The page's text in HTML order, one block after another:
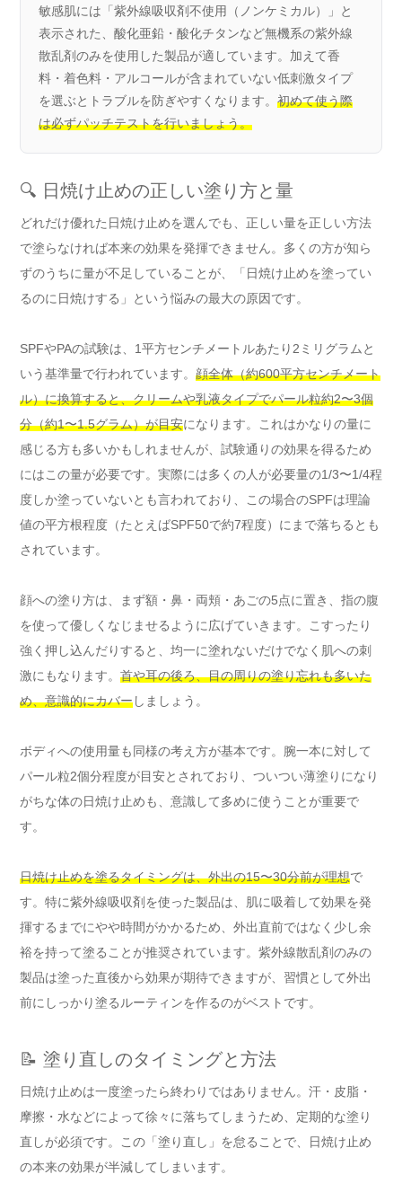
敏感肌には「紫外線吸収剤不使用（ノンケミカル）」と
表示された、酸化亜鉛・酸化チタンなど無機系の紫外線
散乱剤のみを使用した製品が適しています。加えて香
料・着色料・アルコールが含まれていない低刺激タイプ
を選ぶとトラブルを防ぎやすくなります。 初めて使う際
は必ずパッチテストを行いましょう。
🔍 日焼け止めの正しい塗り方と量
どれだけ優れた日焼け止めを選んでも、正しい量を正しい方法
で塗らなければ本来の効果を発揮できません。多くの方が知ら
ずのうちに量が不足していることが、「日焼け止めを塗ってい
るのに日焼けする」という悩みの最大の原因です。
SPFやPAの試験は、1平方センチメートルあたり2ミリグラムと
いう基準量で行われています。 顔全体（約600平方センチメート
ル）に換算すると、クリームや乳液タイプでパール粒約2〜3個
分（約1〜1.5グラム）が目安になります。これはかなりの量に
感じる方も多いかもしれませんが、試験通りの効果を得るため
にはこの量が必要です。実際には多くの人が必要量の1/3〜1/4程
度しか塗っていないとも言われており、この場合のSPFは理論
値の平方根程度（たとえばSPF50で約7程度）にまで落ちるとも
されています。
顔への塗り方は、まず額・鼻・両頬・あごの5点に置き、指の腹
を使って優しくなじませるように広げていきます。こすったり
強く押し込んだりすると、均一に塗れないだけでなく肌への刺
激にもなります。 首や耳の後ろ、目の周りの塗り忘れも多いた
め、意識的にカバーしましょう。
ボディへの使用量も同様の考え方が基本です。腕一本に対して
パール粒2個分程度が目安とされており、ついつい薄塗りになり
がちな体の日焼け止めも、意識して多めに使うことが重要で
す。
日焼け止めを塗るタイミングは、外出の15〜30分前が理想で
す。特に紫外線吸収剤を使った製品は、肌に吸着して効果を発
揮するまでにやや時間がかかるため、外出直前ではなく少し余
裕を持って塗ることが推奨されています。紫外線散乱剤のみの
製品は塗った直後から効果が期待できますが、習慣として外出
前にしっかり塗るルーティンを作るのがベストです。
📝 塗り直しのタイミングと方法
日焼け止めは一度塗ったら終わりではありません。汗・皮脂・
摩擦・水などによって徐々に落ちてしまうため、定期的な塗り
直しが必須です。この「塗り直し」を怠ることで、日焼け止め
の本来の効果が半減してしまいます。